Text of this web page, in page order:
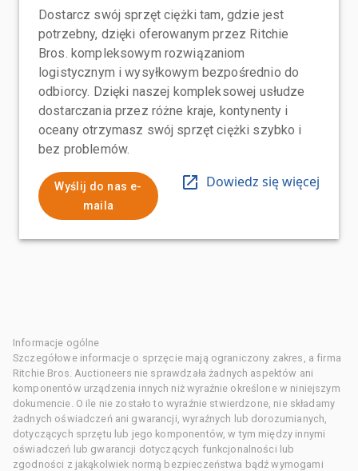
Dostarcz swój sprzęt ciężki tam, gdzie jest
potrzebny, dzięki oferowanym przez Ritchie
Bros. kompleksowym rozwiązaniom
logistycznym i wysyłkowym bezpośrednio do
odbiorcy. Dzięki naszej kompleksowej usłudze
dostarczania przez różne kraje, kontynenty i
oceany otrzymasz swój sprzęt ciężki szybko i
bez problemów.
Wyślij do nas e-
maila
Dowiedz się więcej
Informacje ogólne
Szczegółowe informacje o sprzęcie mają ograniczony zakres, a firma
Ritchie Bros. Auctioneers nie sprawdzała żadnych aspektów ani
komponentów urządzenia innych niż wyraźnie określone w niniejszym
dokumencie. O ile nie zostało to wyraźnie stwierdzone, nie składamy
żadnych oświadczeń ani gwarancji, wyraźnych lub dorozumianych,
dotyczących sprzętu lub jego komponentów, w tym między innymi
oświadczeń lub gwarancji dotyczących funkcjonalności lub
zgodności z jakąkolwiek normą bezpieczeństwa bądź wymogami